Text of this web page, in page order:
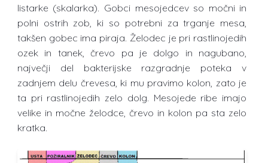
listarke (skalarka). Gobci mesojedcev so močni in
polni ostrih zob, ki so potrebni za trganje mesa,
takšen gobec ima piraja. Želodec je pri rastlinojedih
ozek in tanek, črevo pa je dolgo in nagubano,
največji del bakterijske razgradnje poteka v
zadnjem delu črevesa, ki mu pravimo kolon, zato je
ta pri rastlinojedih zelo dolg. Mesojede ribe imajo
velike in močne želodce, črevo in kolon pa sta zelo
kratka.